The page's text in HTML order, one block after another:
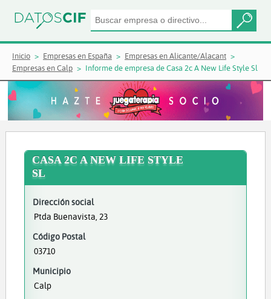
Inicio Empresas en España
Empresas en Alicante/Alacant
Empresas en Calp
Informe de empresa de Casa 2c A New Life Style Sl
CASA 2C A NEW LIFE STYLE
SL
Dirección social
Ptda Buenavista, 23
Código Postal
03710
Municipio
Calp